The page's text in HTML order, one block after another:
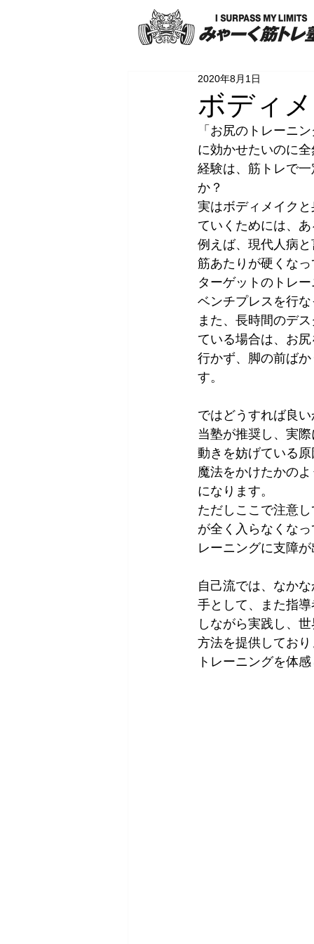
ボディ
2020年8月1日
「お尻のトレーニ
に効かせたいのに
経験は、筋トレで
か？
実はボディメイク
ていくためには、
例えば、現代人病
筋あたりが硬くな
ターゲットのトレ
ベンチプレスを行
また、長時間のデ
ている場合は、お
行かず、脚の前ば
す。
ではどうすれば良
当塾が推奨し、実
動きを妨げている
魔法をかけたかの
になります。
ただしここで注意
が全く入らなくな
レーニングに支障
自己流では、なか
手として、また指
しながら実践し、
方法を提供してお
トレーニングを体